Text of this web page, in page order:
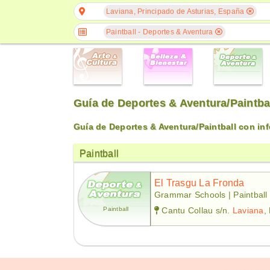
Laviana, Principado de Asturias, España
Paintball - Deportes & Aventura
Guía de Deportes & Aventura/
Guía de Deportes & Aventura/Paintball con
Paintball
Paintball
El Trasgu La Fronda
Grammar Schools |
Cantu Collau s/n. Laviana